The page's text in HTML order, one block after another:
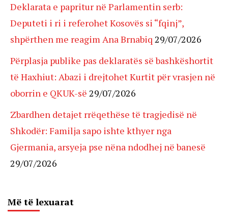
Deklarata e papritur në Parlamentin serb:
Deputeti i ri i referohet Kosovës si “fqinj”,
shpërthen me reagim Ana Brnabiq 29/07/2026
Përplasja publike pas deklaratës së bashkëshortit
të Haxhiut: Abazi i drejtohet Kurtit për vrasjen në
oborrin e QKUK-së 29/07/2026
Zbardhen detajet rrëqethëse të tragjedisë në
Shkodër: Familja sapo ishte kthyer nga
Gjermania, arsyeja pse nëna ndodhej në banesë
29/07/2026
Më të lexuarat